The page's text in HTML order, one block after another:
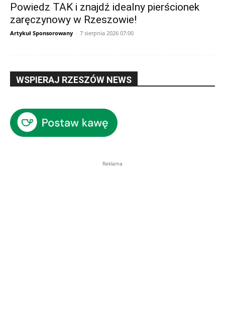
Powiedz TAK i znajdź idealny pierścionek
zaręczynowy w Rzeszowie!
Artykuł Sponsorowany - 7 sierpnia 2026 07:00
WSPIERAJ RZESZÓW NEWS
Reklama